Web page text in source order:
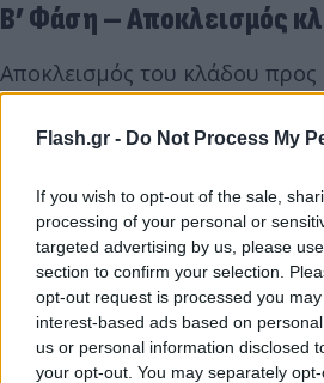
Flash.gr - Do Not Process My
If you wish to opt-out of the sale,
processing of your personal or
targeted advertising by us, please
section to confirm your selection.
opt-out request is processed you
interest-based ads based on
us or personal information disclosed
your opt-out. You may separately
Β’ Φάση – Αποκλεισμός
Αποκλεισμός του κλάδου
της κυκλοφορίας στην
των σηράγγων, όπως